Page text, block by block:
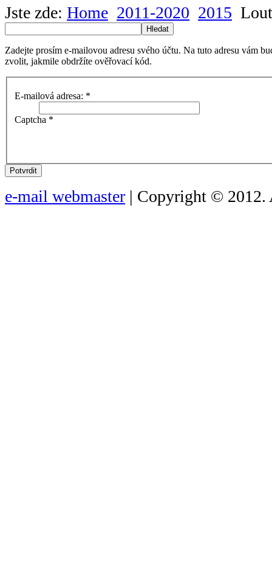
Jste zde: Home 2011-2020 2015
Hledat
Zadejte prosím e-mailovou adresu svého účtu. Na tuto adresu vám
zvolit, jakmile obdržíte ověřovací kód.
E-mailová adresa: *
Captcha *
Potvrdit
e-mail webmaster | Copyright © 2012.